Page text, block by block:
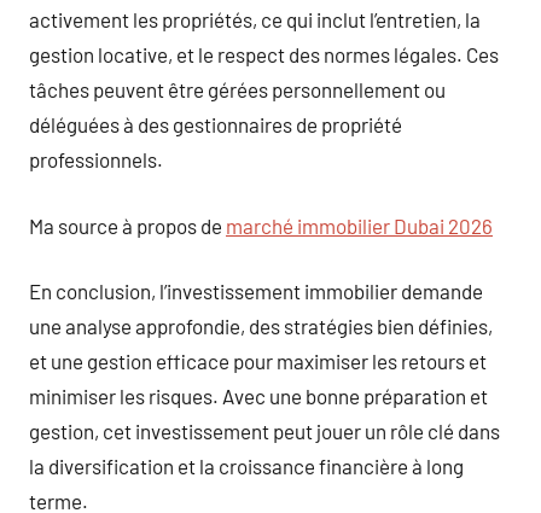
activement les propriétés, ce qui inclut l’entretien, la
gestion locative, et le respect des normes légales. Ces
tâches peuvent être gérées personnellement ou
déléguées à des gestionnaires de propriété
professionnels.
Ma source à propos de marché immobilier Dubai 2026
En conclusion, l’investissement immobilier demande
une analyse approfondie, des stratégies bien définies,
et une gestion efficace pour maximiser les retours et
minimiser les risques. Avec une bonne préparation et
gestion, cet investissement peut jouer un rôle clé dans
la diversification et la croissance financière à long
terme.